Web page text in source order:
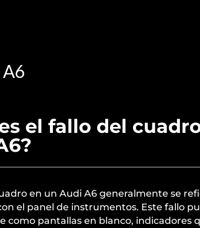
el fallo del
en un Audi A6 generalmente se
el panel de instrumentos. Este fallo
como pantallas en blanco, indicadores